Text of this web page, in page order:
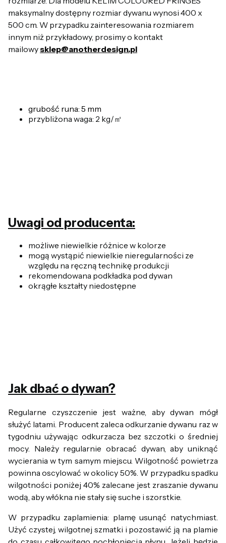
maksymalny dostępny rozmiar dywanu wynosi 400 x
500 cm. W przypadku zainteresowania rozmiarem
innym niż przykładowy, prosimy o kontakt
mailowysklep@anotherdesign.pl
grubość runa: 5 mm
przybliżona waga: 2 kg/㎡
Uwagi od producenta:
możliwe niewielkie różnice w kolorze
mogą wystąpić niewielkie nieregularności ze
względu na ręczną technikę produkcji
rekomendowana podkładka pod dywan
okrągłe kształty niedostępne
Jak dbać o dywan?
Regularne czyszczenie jest ważne, aby dywan mógł
służyć latami. Producent zaleca odkurzanie dywanu raz w
tygodniu używając odkurzacza bez szczotki o średniej
mocy. Należy regularnie obracać dywan, aby uniknąć
wycierania w tym samym miejscu. Wilgotność powietrza
powinna oscylować w okolicy 50%. W przypadku spadku
wilgotności poniżej 40% zalecane jest zraszanie dywanu
wodą, aby włókna nie stały się suche i szorstkie.
W przypadku zaplamienia: plamę usunąć natychmiast.
Użyć czystej, wilgotnej szmatki i pozostawić ją na plamie